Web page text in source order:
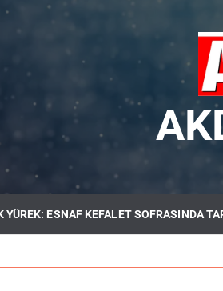
YÜREK: ESNAF KEFALET SOFRASINDA